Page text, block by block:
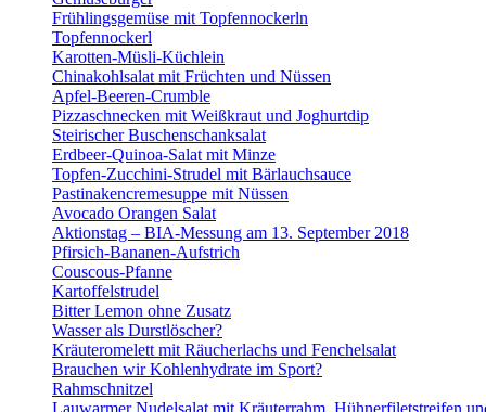
Frühlingsgemüse mit Topfennockerln
Topfennockerl
Karotten-Müsli-Küchlein
Chinakohlsalat mit Früchten und Nüssen
Apfel-Beeren-Crumble
Pizzaschnecken mit Weißkraut und Joghurtdip
Steirischer Buschenschanksalat
Erdbeer-Quinoa-Salat mit Minze
Topfen-Zucchini-Strudel mit Bärlauchsauce
Pastinakencremesuppe mit Nüssen
Avocado Orangen Salat
Aktionstag – BIA-Messung am 13. September 2018
Pfirsich-Bananen-Aufstrich
Couscous-Pfanne
Kartoffelstrudel
Bitter Lemon ohne Zusatz
Wasser als Durstlöscher?
Kräuteromelett mit Räucherlachs und Fenchelsalat
Brauchen wir Kohlenhydrate im Sport?
Rahmschnitzel